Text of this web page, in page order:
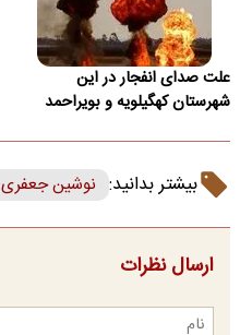
علت صدای انفجار در این
شهرستان کهگیلویه و بویراحمد
بیشتر بدانید: نوشین جعفری
ارسال نظرات